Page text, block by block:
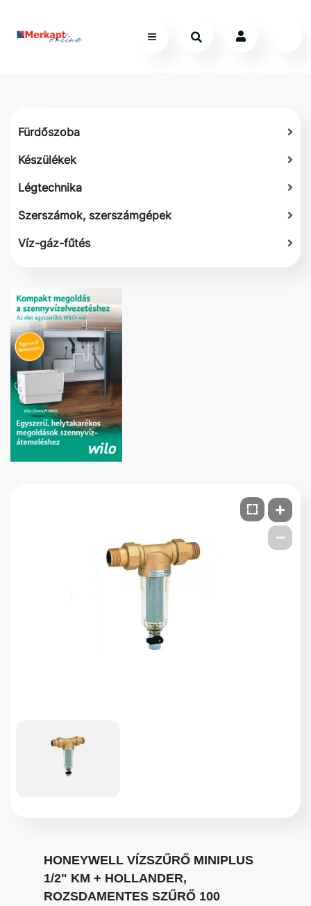
Fürdőszoba
Készülékek
Légtechnika
Szerszámok, szerszámgépek
Víz-gáz-fűtés
HONEYWELL VÍZSZŰRŐ MINIPLUS
1/2" KM + HOLLANDER,
ROZSDAMENTES SZŰRŐ 100